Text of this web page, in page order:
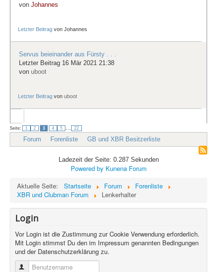
von Johannes
Letzter Beitrag vonJohannes
Servus beieinander aus Fürsty . . .
Letzter Beitrag 16 Mär 2021 21:38
von uboot
Letzter Beitrag vonuboot
Seite: 1 2 3 4 5 22
Forum Forenliste GB und XBR Besitzerliste
Ladezeit der Seite: 0.287 Sekunden
Powered by Kunena Forum
Aktuelle Seite:
Startseite Forum
Forenliste
XBR und Clubman Forum
Lenkerhalter
Login
Vor Login ist die Zustimmung zur Cookie Verwendung erforderlich.
Mit Login stimmst Du den im Impressum genannten Bedingungen
und der Datenschutzerklärung zu.
Benutzername